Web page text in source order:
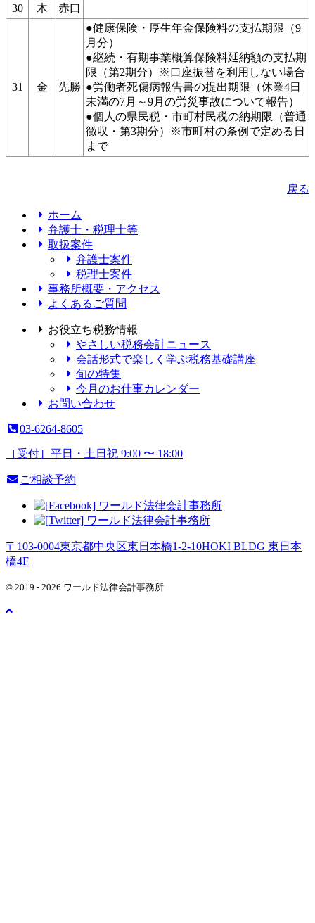
30
木 赤口
31 金 先勝
●健康保険・厚生年金保険料の支払期限（9
月分）
●継続・有期事業概算保険料延納額の支払期
限（第2期分）※口座振替を利用しない場合
●労働者死傷病報告書の提出期限（休業4日
未満の7月～9月の労災事故について報告）
●個人の県民税・市町村民税の納期限（普通
徴収・第3期分）※市町村の条例で定める日
まで
戻る
ホーム
弁護士・税理士等
取扱案件
弁護士案件
税理士案件
事務所概要・アクセス
よくあるご質問
お役立ち税務情報
やさしい税務会計ニュース
会話形式で楽しく学ぶ税務基礎講座
旬の特集
今月のお仕事カレンダー
お問い合わせ
03-6264-8605
［受付］平日・土日祝 9:00 〜 18:00
ご相談予約
〒103-0004東京都中央区東日本橋1-2-10HOKI BLDG 東日本
橋4F
© 2019 - 2026 ワールド法律会計事務所